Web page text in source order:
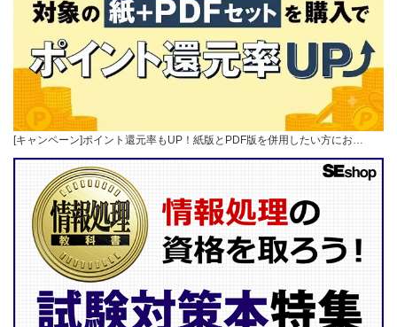
[キャンペーン]ポイント還元率もUP！紙版とPDF版を併用したい方にお…